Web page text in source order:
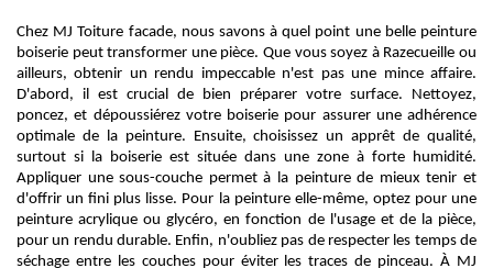
Chez MJ Toiture facade, nous savons à quel point une belle peinture
boiserie peut transformer une pièce. Que vous soyez à Razecueille ou
ailleurs, obtenir un rendu impeccable n'est pas une mince affaire.
D'abord, il est crucial de bien préparer votre surface. Nettoyez,
poncez, et dépoussiérez votre boiserie pour assurer une adhérence
optimale de la peinture. Ensuite, choisissez un apprêt de qualité,
surtout si la boiserie est située dans une zone à forte humidité.
Appliquer une sous-couche permet à la peinture de mieux tenir et
d'offrir un fini plus lisse. Pour la peinture elle-même, optez pour une
peinture acrylique ou glycéro, en fonction de l'usage et de la pièce,
pour un rendu durable. Enfin, n'oubliez pas de respecter les temps de
séchage entre les couches pour éviter les traces de pinceau. À MJ